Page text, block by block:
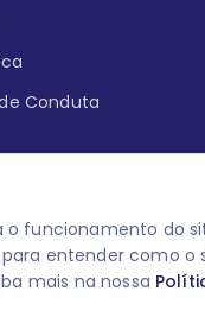
o funcionamento do
entender como o
mais na nossa
Conduta
com
para os
AS ONE-
O
você